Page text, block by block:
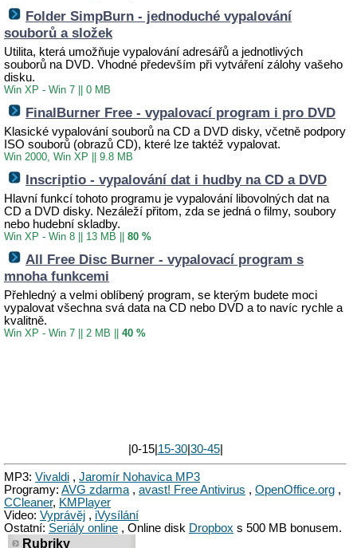
Folder SimpBurn - jednoduché vypalování
souborů a složek
Utilita, která umožňuje vypalování adresářů a jednotlivých
souborů na DVD. Vhodné především při vytváření zálohy vašeho
disku.
Win XP - Win 7 0 MB
FinalBurner Free - vypalovací program i pro DVD
Klasické vypalování souborů na CD a DVD disky, včetně podpory
ISO souborů (obrazů CD), které lze taktéž vypalovat.
Win 2000, Win XP 9.8 MB
Inscriptio - vypalování dat i hudby na CD a DVD
Hlavní funkcí tohoto programu je vypalování libovolných dat na
CD a DVD disky. Nezáleží přitom, zda se jedná o filmy, soubory
nebo hudební skladby.
Win XP - Win 8 13 MB 80 %
All Free Disc Burner - vypalovací program s
mnoha funkcemi
Přehledný a velmi oblíbený program, se kterým budete moci
vypalovat všechna svá data na CD nebo DVD a to navíc rychle a
kvalitně.
Win XP - Win 7 2 MB 40 %
|0-15| 15-30| 30-45|
MP3: Vivaldi , Jaromír Nohavica MP3
Programy: AVG zdarma, avast! Free Antivirus , OpenOffice.org ,
CCleaner, KMPlayer
Video: Vyprávěj , iVysílání
Ostatní: Seriály online , Online disk Dropbox s 500 MB bonusem.
Rubriky